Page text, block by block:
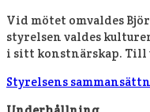
Vid mötet omvaldes
styrelsen valdes
i sitt konstnärskap. Till
Styrelsens